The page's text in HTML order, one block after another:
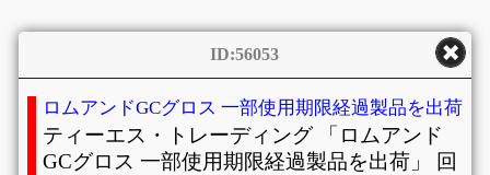
ID:56053
ロムアンドGCグロス 一部使用期限経過製品を出荷
ティーエス・トレーディング 「ロムアンド
GCグロス 一部使用期限経過製品を出荷」 回